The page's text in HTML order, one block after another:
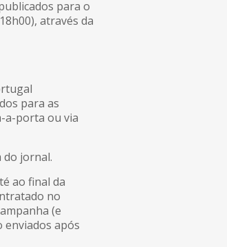
para o
através da
para as
a-porta ou via
do jornal.
ao final da
no
(e
enviados após